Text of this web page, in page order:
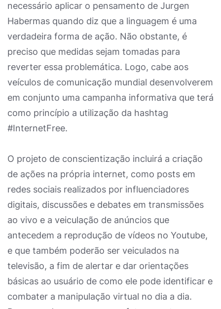
necessário aplicar o pensamento de Jurgen
Habermas quando diz que a linguagem é uma
verdadeira forma de ação. Não obstante, é
preciso que medidas sejam tomadas para
reverter essa problemática. Logo, cabe aos
veículos de comunicação mundial desenvolverem
em conjunto uma campanha informativa que terá
como princípio a utilização da hashtag
#InternetFree.
O projeto de conscientização incluirá a criação
de ações na própria internet, como posts em
redes sociais realizados por influenciadores
digitais, discussões e debates em transmissões
ao vivo e a veiculação de anúncios que
antecedem a reprodução de vídeos no Youtube,
e que também poderão ser veiculados na
televisão, a fim de alertar e dar orientações
básicas ao usuário de como ele pode identificar e
combater a manipulação virtual no dia a dia.